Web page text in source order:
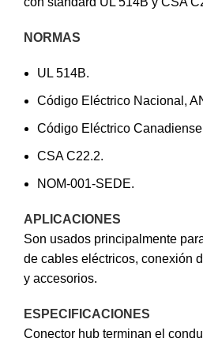
NORMAS
UL 514B.
Código Eléctrico Nacional,
Código Eléctrico
CSA C22.2.
NOM-001-SEDE.
APLICACIONES
Son usados principalmente
de cables eléctricos, conexión
y accesorios.
ESPECIFICACIONES
Conector hub terminan el